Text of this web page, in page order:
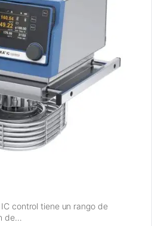
control tiene un rango de
de…